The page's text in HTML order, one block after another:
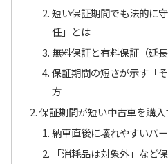
短い保証期間でも法的に
任」とは
無料保証と有料保証（延
保証期間の短さが示す「
方
保証期間が短い中古車を購
納車直後に壊れやすいパ
「消耗品は対象外」など